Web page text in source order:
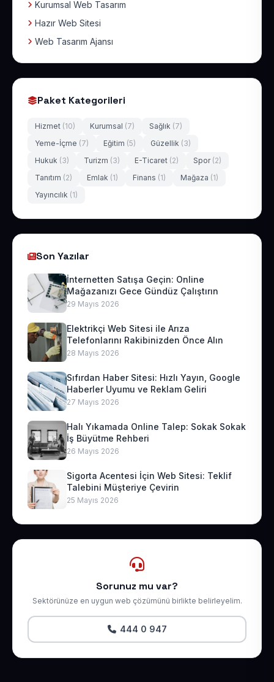
Kurumsal Web Tasarım
Hazır Web Sitesi
Web Tasarım Ajansı
Paket Kategorileri
Hizmet (10) Kurumsal (7) Sağlık (7)
Yeme-İçme (7) Eğitim (5) Güzellik (3)
Hukuk (3) Turizm (3) E-Ticaret (2) Spor (2)
Tanıtım (2) Emlak (1) Finans (1) Mağaza (1)
Yayıncılık (1)
Son Yazılar
İnternetten Satışa Geçin: Online
Mağazanızı Gece Gündüz Çalıştırın
29 Mayıs 2026
Elektrikçi Web Sitesi ile Arıza
Telefonlarını Rakibinizden Önce Alın
28 Mayıs 2026
Sıfırdan Haber Sitesi: Hızlı Yayın, Google
Haberler Uyumu ve Reklam Geliri
27 Mayıs 2026
Halı Yıkamada Online Talep: Sokak Sokak
İş Büyütme Rehberi
26 Mayıs 2026
Sigorta Acentesi İçin Web Sitesi: Teklif
Talebini Müşteriye Çevirin
25 Mayıs 2026
Sorunuz mu var?
Sektörünüze en uygun web çözümünü birlikte belirleyelim.
444 0 947